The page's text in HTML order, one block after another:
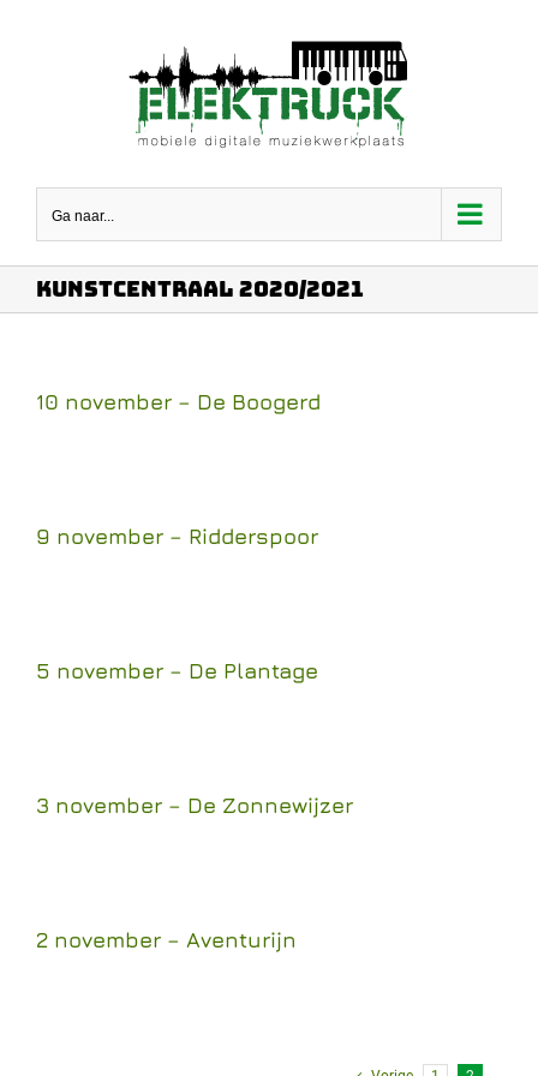
Ga naar...
Kunstcentraal 2020/2021
10 november – De Boogerd
9 november – Ridderspoor
5 november – De Plantage
3 november – De Zonnewijzer
2 november – Aventurijn